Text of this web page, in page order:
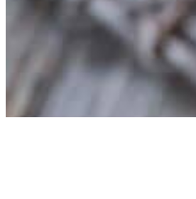
PRODUKTER I SAMME KATEGORI